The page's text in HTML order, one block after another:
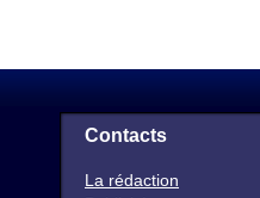
Contacts
La rédaction